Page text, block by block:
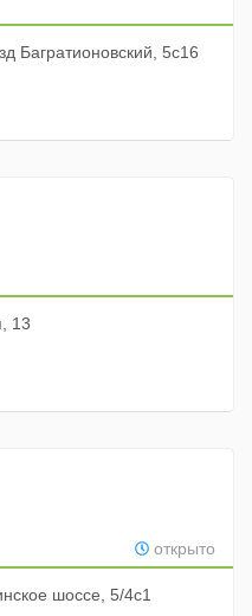
Багратионовский, 5с16
13
открыто
шоссе, 5/4с1